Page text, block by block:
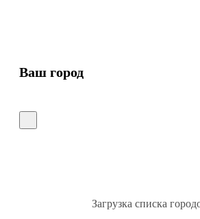
Ваш город
Загрузка списка